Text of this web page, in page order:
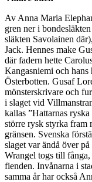
Av Anna Maria
gren ner i
släkten Savolainen
Jack. Hennes make
där fadern hette
Kangasniemi och
Österbotten. Gusaf
mönsterskrivare och
i slaget vid
kallas ”Hattarnas
större rysk styrka fram
gränsen. Svenska
slaget var ändå över
Wrangel togs till
fienden. Invånarna i
samma år har också